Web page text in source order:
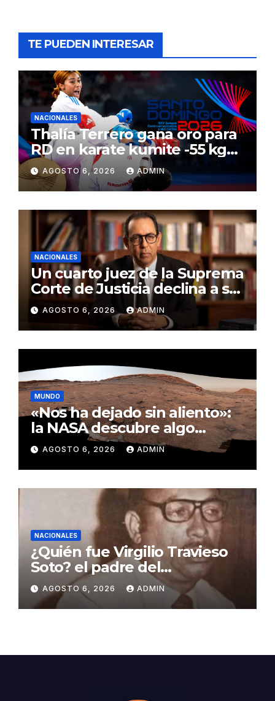
TE PUEDEN INTERESAR
NACIONALES
Thalía Terrero gana oro para
RD en karate kumite -55 kg
en Santo Domingo 2026
AGOSTO 6, 2026 ADMIN
NACIONALES
Un cuarto juez de la Suprema
Corte de Justicia declina a ser
evaluado por el CNM
AGOSTO 6, 2026 ADMIN
MUNDO
«Nos ha dejado sin aliento»:
la NASA descubre algo
insólito en Marte
AGOSTO 6, 2026 ADMIN
NACIONALES
¿Quién fue Virgilio Travieso
Soto? el padre del
baloncesto dominicano
AGOSTO 6, 2026 ADMIN